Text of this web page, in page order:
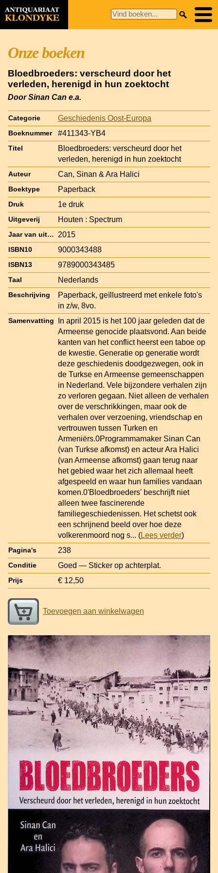
Onze boeken
Bloedbroeders: verscheurd door het
verleden, herenigd in hun zoektocht
Door Sinan Can e.a.
Categorie Geschiedenis Oost-Europa
Boeknummer #411343-YB4
Titel
Bloedbroeders: verscheurd door het
verleden, herenigd in hun zoektocht
Auteur Can, Sinan & Ara Halici
Boektype Paperback
Druk 1e druk
Uitgeverij Houten : Spectrum
Jaar van uitgave 2015
ISBN10 9000343488
ISBN13 9789000343485
Taal Nederlands
Beschrijving
Paperback, geïllustreerd met enkele foto's
in z/w, 8vo.
Samenvatting
In april 2015 is het 100 jaar geleden dat de
Armeense genocide plaatsvond. Aan beide
kanten van het conflict heerst een taboe op
de kwestie. Generatie op generatie wordt
deze geschiedenis doodgezwegen, ook in
de Turkse en Armeense gemeenschappen
in Nederland. Vele bijzondere verhalen zijn
zo verloren gegaan. Niet alleen de verhalen
over de verschrikkingen, maar ook de
verhalen over verzoening, vriendschap en
vertrouwen tussen Turken en
Armeniërs.0Programmamaker Sinan Can
(van Turkse afkomst) en acteur Ara Halici
(van Armeense afkomst) gaan terug naar
het gebied waar het zich allemaal heeft
afgespeeld en waar hun families vandaan
komen.0'Bloedbroeders' beschrijft niet
alleen twee fascinerende
familiegeschiedenissen. Het schetst ook
een schrijnend beeld over hoe deze
volkerenmoord nog s... (Lees verder)
Pagina's 238
Conditie Goed — Sticker op achterplat.
Prijs € 12,50
Toevoegen aan winkelwagen